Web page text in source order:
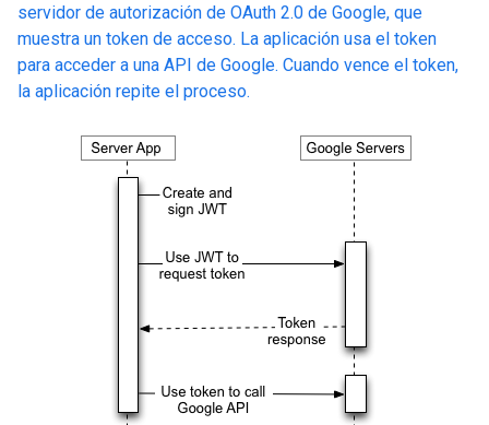
servidor de autorización de OAuth 2.0 de Google, que
muestra un token de acceso. La aplicación usa el token
para acceder a una API de Google. Cuando vence el token,
la aplicación repite el proceso.